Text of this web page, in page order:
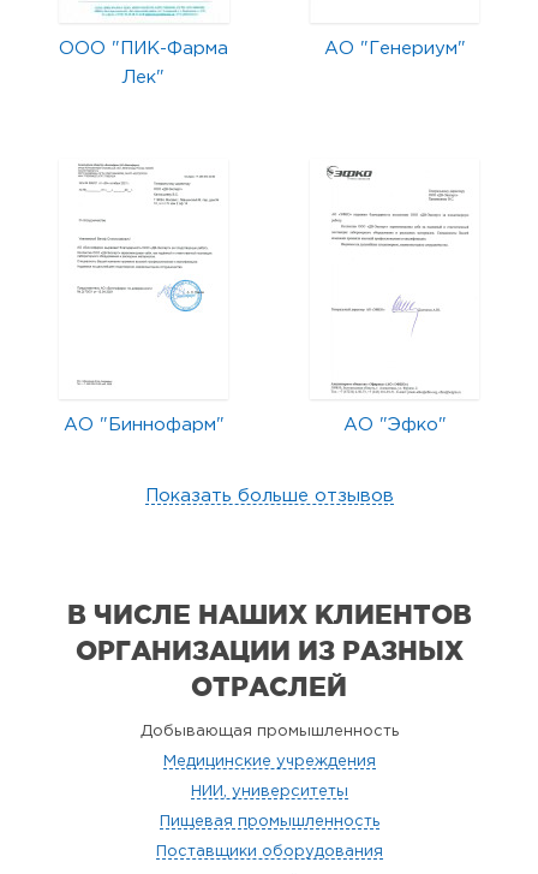
ООО "ПИК-Фарма
Лек"
АО "Генериум"
АО "Биннофарм" АО "Эфко"
Показать больше отзывов
В ЧИСЛЕ НАШИХ КЛИЕНТОВ
ОРГАНИЗАЦИИ ИЗ РАЗНЫХ
ОТРАСЛЕЙ
Добывающая промышленность
Медицинские учреждения
НИИ, университеты
Пищевая промышленность
Поставщики оборудования